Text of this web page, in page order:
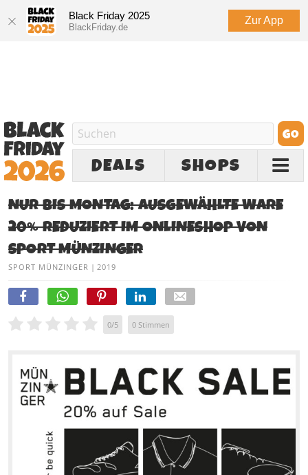
Black Friday 2025
BlackFriday.de
Zur App
DEALS SHOPS
NUR BIS MONTAG: AUSGEWÄHLTE WARE
20% REDUZIERT IM ONLINESHOP VON
SPORT MÜNZINGER
SPORT MÜNZINGER | 2019
0/5 0 Stimmen